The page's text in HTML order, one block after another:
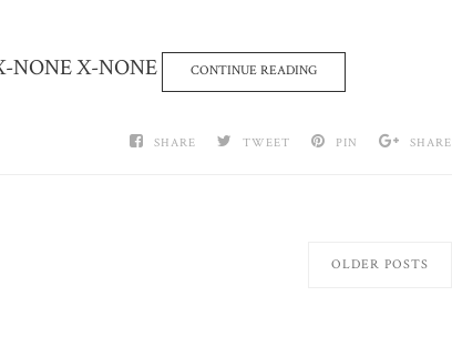
NONE X-NONE CONTINUE READING
SHARE TWEET PIN SHARE
OLDER POSTS